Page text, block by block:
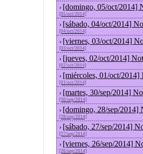
› [domingo, 05/oct/2014]
[05/oct/2014]
› [sábado, 04/oct/2014]
[04/oct/2014]
› [viernes, 03/oct/2014]
[03/oct/2014]
› [jueves, 02/oct/2014]
[02/oct/2014]
› [miércoles, 01/oct/2014]
[01/oct/2014]
› [martes, 30/sep/2014]
[30/sep/2014]
› [domingo, 28/sep/2014]
[28/sep/2014]
› [sábado, 27/sep/2014]
[27/sep/2014]
› [viernes, 26/sep/2014]
[26/sep/2014]